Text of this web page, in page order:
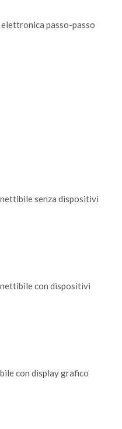
passo-passo
senza dispositivi
con dispositivi
con display grafico